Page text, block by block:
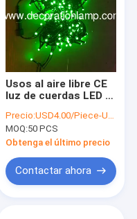
Usos al aire libre CE
luz de cuerdas LED /
guirnalda LED
impermeable
Precio:USD4.00/Piece-USD6.00/Piece
MOQ:50 PCS
Obtenga el último precio
Contactar ahora